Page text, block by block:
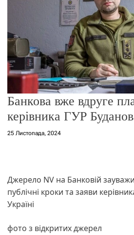
Банкова вже вдруге
керівника ГУР
25 Листопада, 2024
Джерело NV на Банковій
публічні кроки та заяви
Україні
фото з відкритих джерел